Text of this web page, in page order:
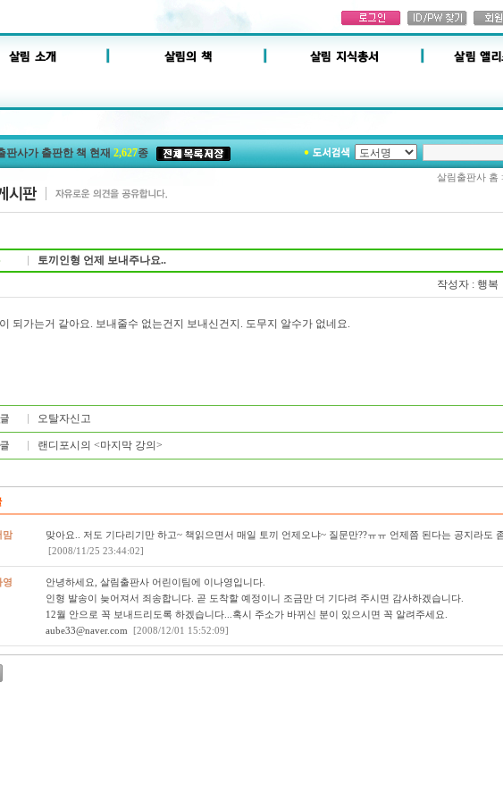
판사가 출판한 책 현재2,627종
살림출판사 홈
토끼인형 언제 보내주나요..
작성자 : 행복
되가는거 같아요. 보내줄수 없는건지 보내신건지. 도무지 알수가 없네요.
오탈자신고
랜디포시의 <마지막 강의>
맘
맞아요.. 저도 기다리기만 하고~ 책읽으면서 매일 토끼 언제오냐~ 질문만??ㅠㅠ 언제쯤 된다는 공지라도
[2008/11/25 23:44:02]
영
안녕하세요, 살림출판사 어린이팀에 이나영입니다.
인형 발송이 늦어져서 죄송합니다. 곧 도착할 예정이니 조금만 더 기다려 주시면 감사하겠습니다.
12월 안으로 꼭 보내드리도록 하겠습니다...혹시 주소가 바뀌신 분이 있으시면 꼭 알려주세요.
aube33@naver.com [2008/12/01 15:52:09]